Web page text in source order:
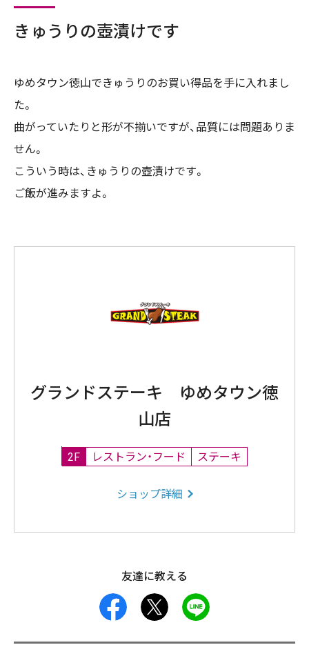
きゅうりの壺漬けです
ゆめタウン徳山できゅうりのお買い得品を手に入れまし
た。
曲がっていたりと形が不揃いですが、品質には問題ありま
せん。
こういう時は、きゅうりの壺漬けです。
ご飯が進みますよ。
グランドステーキ ゆめタウン徳
山店
2F レストラン・フード ステーキ
ショップ詳細
友達に教える
facebook